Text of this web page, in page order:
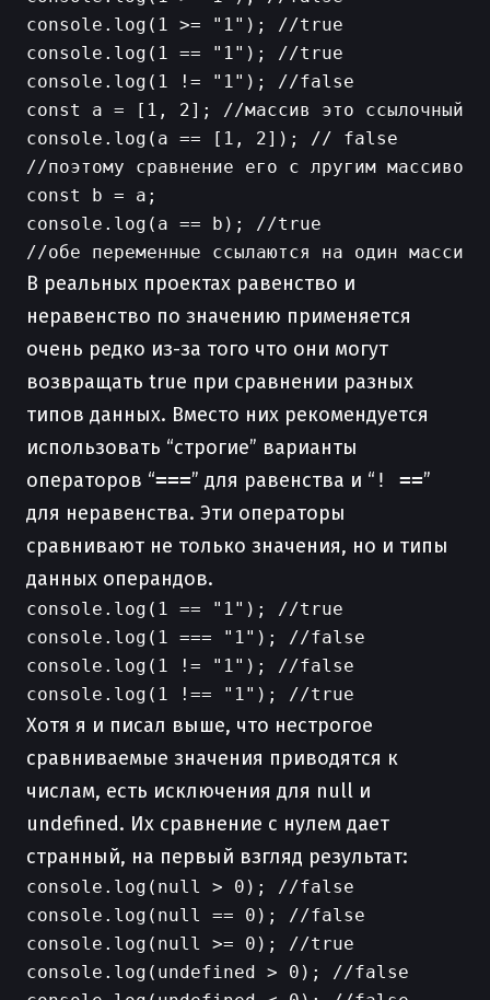
console.log(1 >= "1"); //true
console.log(1 == "1"); //true
console.log(1 != "1"); //false
const a = [1, 2]; //массив это ссылочный
console.log(a == [1, 2]); // false
//поэтому сравнение его с лругим
const b = a;
console.log(a == b); //true
В реальных проектах равенство и
неравенство по значению применяется
очень редко из-за того что они могут
возвращать true при сравнении разных
типов данных. Вместо них рекомендуется
использовать “строгие” варианты
операторов “===” для равенства и “ ! ==”
для неравенства. Эти операторы
сравнивают не только значения, но и типы
данных операндов.
console.log(1 == "1"); //true
console.log(1 === "1"); //false
console.log(1 != "1"); //false
Хотя я и писал выше, что нестрогое
сравниваемые значения приводятся к
числам, есть исключения для null и
undefined. Их сравнение с нулем дает
странный, на первый взгляд результат:
console.log(null > 0); //false
console.log(null == 0); //false
console.log(null >= 0); //true
console.log(undefined > 0); //false